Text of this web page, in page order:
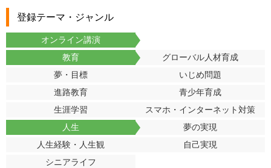
登録テーマ・ジャンル
オンライン講演
教育
グローバル人材育成
夢・目標
いじめ問題
進路教育
青少年育成
生涯学習
スマホ・インターネット対策
人生
夢の実現
人生経験・人生観
自己実現
シニアライフ